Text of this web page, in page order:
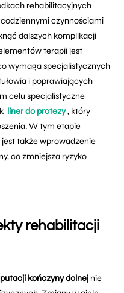
rehabilitacyjnych
czynnościami
dalszych komplikacji
terapii jest
wymaga specjalistycznych
i poprawiających
celu specjalistyczne
liner do protezy, który
W tym etapie
także wprowadzenie
co zmniejsza ryzyko
rehabilitacji
kończyny dolnej nie